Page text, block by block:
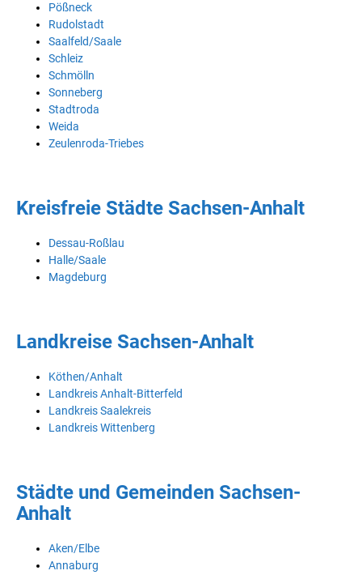
Pößneck
Rudolstadt
Saalfeld/Saale
Schleiz
Schmölln
Sonneberg
Stadtroda
Weida
Zeulenroda-Triebes
Kreisfreie Städte Sachsen-Anhalt
Dessau-Roßlau
Halle/Saale
Magdeburg
Landkreise Sachsen-Anhalt
Köthen/Anhalt
Landkreis Anhalt-Bitterfeld
Landkreis Saalekreis
Landkreis Wittenberg
Städte und Gemeinden Sachsen-
Anhalt
Aken/Elbe
Annaburg